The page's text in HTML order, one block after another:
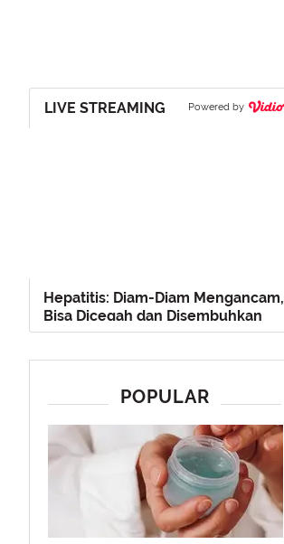
LIVE STREAMING Powered by
Hepatitis: Diam-Diam Mengancam,
Bisa Dicegah dan Disembuhkan
POPULAR